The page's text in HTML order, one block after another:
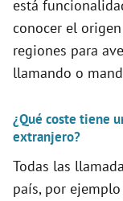
está
conocer el
regiones para
llamando o
¿Qué coste tiene
extranjero?
Todas las
país, por